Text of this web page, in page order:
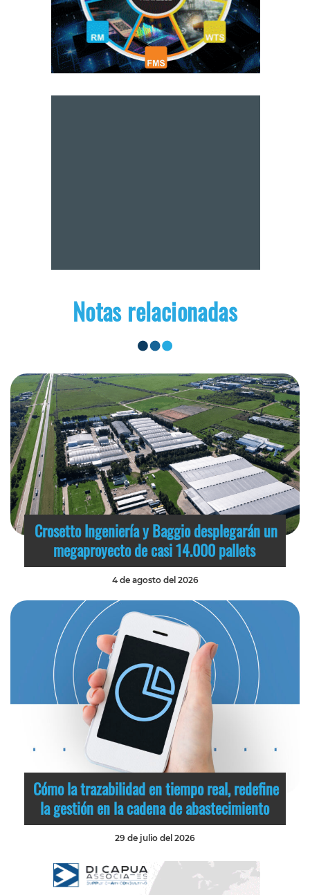
Notas relacionadas
Crosetto Ingeniería y Baggio desplegarán un
megaproyecto de casi 14.000 pallets
4 de agosto del 2026
Cómo la trazabilidad en tiempo real, redefine
la gestión en la cadena de abastecimiento
29 de julio del 2026